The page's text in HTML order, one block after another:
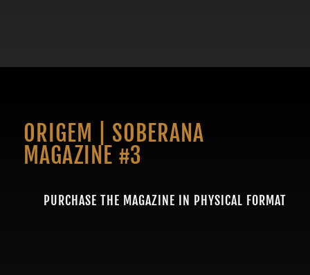
ORIGEM | SOBERANA
MAGAZINE #3
PURCHASE THE MAGAZINE IN PHYSICAL FORMAT